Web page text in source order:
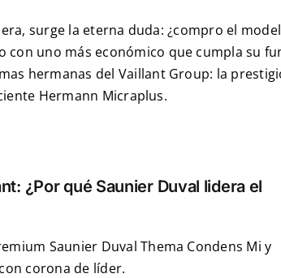
surge la eterna duda: ¿compro el
con uno más económico que cumpla su
hermanas del Vaillant Group: la
Hermann Micraplus.
¿Por qué Saunier Duval lidera el
Saunier Duval Thema Condens Mi y
corona de líder.